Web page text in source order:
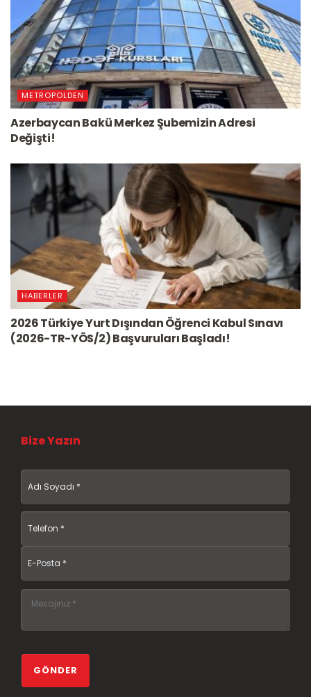
METROPOLDEN
Azerbaycan Bakü Merkez Şubemizin Adresi
Değişti!
HABERLER
2026 Türkiye Yurt Dışından Öğrenci Kabul Sınavı
(2026-TR-YÖS/2) Başvuruları Başladı!
Bize Yazın